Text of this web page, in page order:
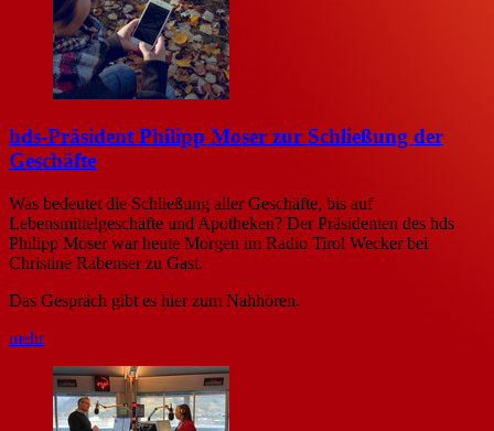
hds-Präsident Philipp Moser zur Schließung der
Geschäfte
Was bedeutet die Schließung aller Geschäfte, bis auf
Lebensmittelgeschäfte und Apotheken? Der Präsidenten des hds
Philipp Moser war heute Morgen im Radio Tirol Wecker bei
Christine Rabenser zu Gast.
Das Gespräch gibt es hier zum Nahhören.
mehr